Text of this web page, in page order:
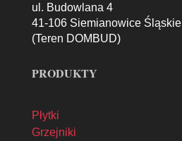
ul. Budowlana 4
41-106 Siemianowice Śląskie
(Teren DOMBUD)
PRODUKTY
Płytki
Grzejniki